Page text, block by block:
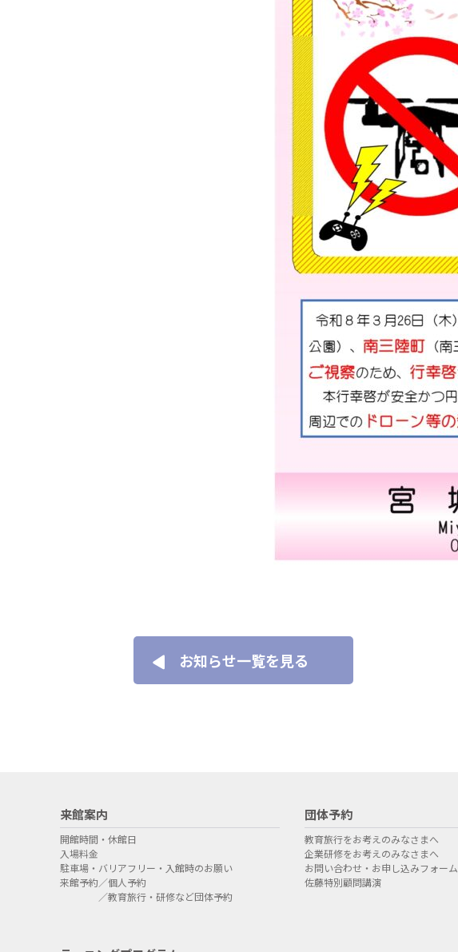
お知らせ一覧を見る
来館案内
開館時間・休館日
入場料金
駐車場・バリアフリー・入館時のお願い
来館予約／個人予約
／教育旅行・研修など団体予約
団体予約
教育旅行をお考えのみなさまへ
企業研修をお考えのみなさまへ
お問い合わせ・お申し込みフォーム
佐藤特別顧問講演